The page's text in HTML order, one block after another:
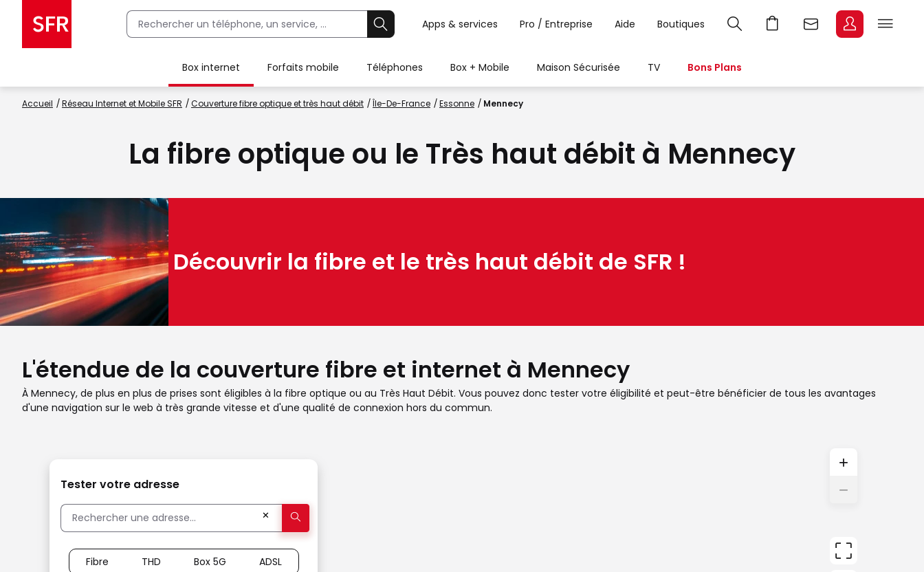
Apps & services Pro / Entreprise Aide Boutiques
Box internet Forfaits mobile Téléphones Box + Mobile Maison Sécurisée TV Bons Plans
Accueil Réseau Internet et Mobile SFR Couverture fibre optique et très haut débit Île-De-France Essonne Mennecy
La fibre optique ou le Très haut débit à Mennecy
Découvrir la fibre et le très haut débit de SFR !
L'étendue de la couverture fibre et internet à Mennecy
À Mennecy, de plus en plus de prises sont éligibles à la fibre optique ou au Très Haut Débit. Vous pouvez donc tester votre éligibilité et peut-être bénéficier de tous les avantages
d'une navigation sur le web à très grande vitesse et d'une qualité de connexion hors du commun.
+
−
Tester votre adresse
✕
Fibre THD Box 5G ADSL